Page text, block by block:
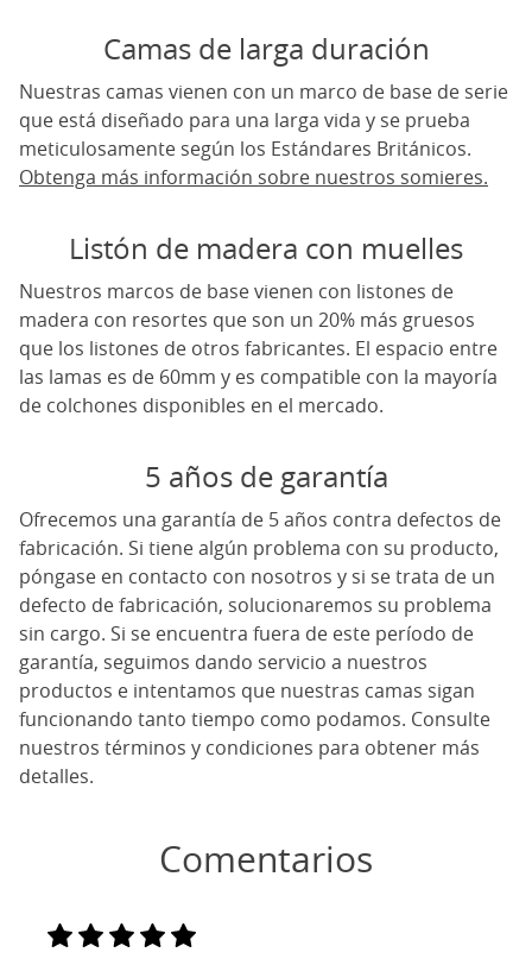
Camas de larga duración
Nuestras camas vienen con un marco de base de serie
que está diseñado para una larga vida y se prueba
meticulosamente según los Estándares Británicos.
Obtenga más información sobre nuestros somieres.
Listón de madera con muelles
Nuestros marcos de base vienen con listones de
madera con resortes que son un 20% más gruesos
que los listones de otros fabricantes. El espacio entre
las lamas es de 60mm y es compatible con la mayoría
de colchones disponibles en el mercado.
5 años de garantía
Ofrecemos una garantía de 5 años contra defectos de
fabricación. Si tiene algún problema con su producto,
póngase en contacto con nosotros y si se trata de un
defecto de fabricación, solucionaremos su problema
sin cargo. Si se encuentra fuera de este período de
garantía, seguimos dando servicio a nuestros
productos e intentamos que nuestras camas sigan
funcionando tanto tiempo como podamos. Consulte
nuestros términos y condiciones para obtener más
detalles.
Comentarios